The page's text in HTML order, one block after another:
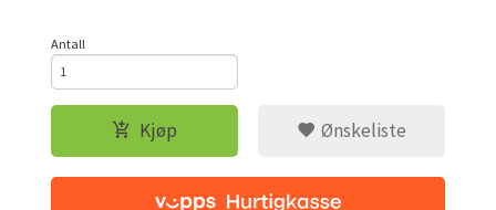
Antall
Kjøp Ønskeliste